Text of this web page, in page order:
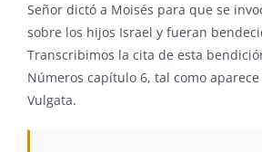
Señor dictó a Moisés para que se
sobre los hijos Israel y fueran
Transcribimos la cita de esta
Números capítulo 6, tal como
Vulgata.